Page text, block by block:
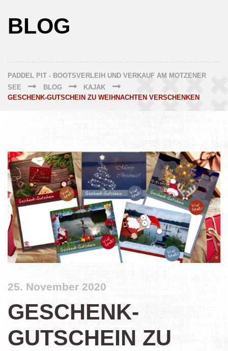
BLOG
PADDEL PIT - BOOTSVERLEIH UND VERKAUF AM MOTZENER
SEE
BLOG
KAJAK
GESCHENK-GUTSCHEIN ZU WEIHNACHTEN VERSCHENKEN
25. November 2020
GESCHENK-
GUTSCHEIN ZU